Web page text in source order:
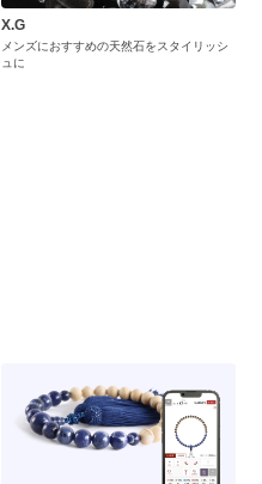
X.G
メンズにおすすめの天然石をスタイリッシ
ュに